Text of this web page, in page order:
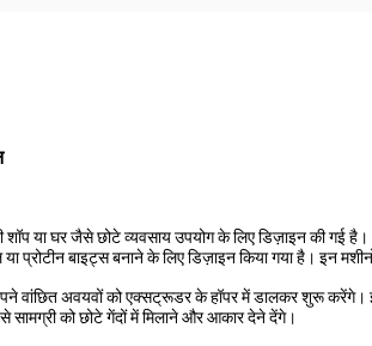
या घर जैसे छोटे व्यवसाय उपयोग के लिए डिज़ाइन की गई है।
या प्रोटीन बाइट्स बनाने के लिए डिज़ाइन किया गया है। इन
वांछित अवयवों को एक्सट्रूडर के हॉपर में डालकर शुरू
को छोटे गेंदों में मिलाने और आकार देने देंगे।